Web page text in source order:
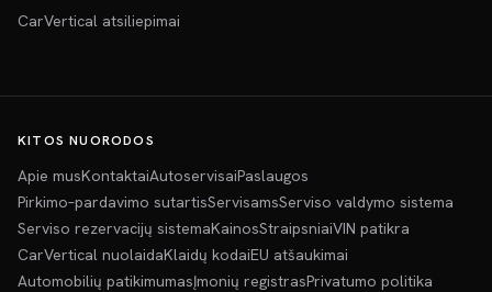
CarVertical atsiliepimai
KITOS NUORODOS
Apie musKontaktaiAutoservisaiPaslaugos
Pirkimo–pardavimo sutartisServisamsServiso valdymo sistema
Serviso rezervacijų sistemaKainosStraipsniaiVIN patikra
CarVertical nuolaidaKlaidų kodaiEU atšaukimai
Automobilių patikimumasĮmonių registrasPrivatumo politika